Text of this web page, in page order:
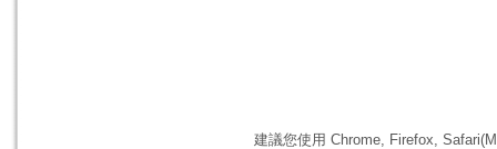
建議您使用 Chrome, Firefox,